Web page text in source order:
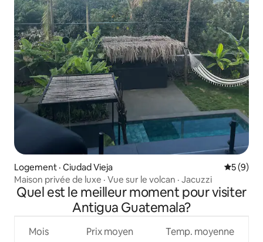
Logement · Ciudad Vieja Note
5 (9)
Maison privée de luxe · Vue sur le volcan · Jacuzzi
Quel est le meilleur moment pour visiter
Antigua Guatemala?
Mois Prix moyen Temp. moyenne